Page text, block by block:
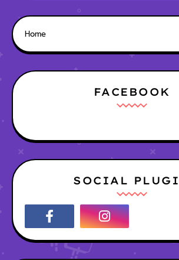
Home
FACEBOOK
SOCIAL